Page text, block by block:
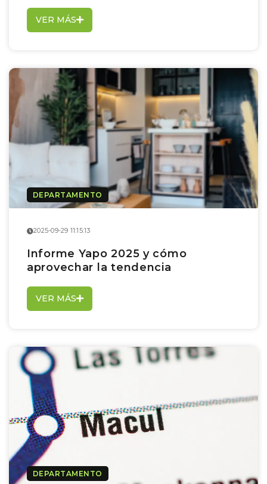
VER MÁS
DEPARTAMENTO
2025-09-29 11:15:13
Informe Yapo 2025 y cómo
aprovechar la tendencia
VER MÁS
DEPARTAMENTO